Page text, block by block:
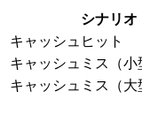
シナリオ
キャッシュヒット
キャッシュミス（小
キャッシュミス（大